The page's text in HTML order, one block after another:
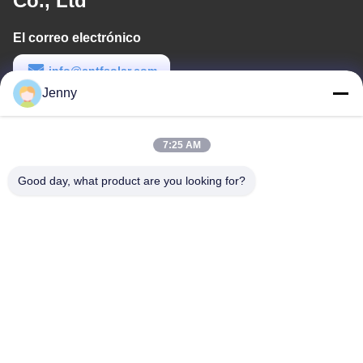
El correo electrónico
info@cntfsolar.com
Tiempo de trabajo
Jenny
7:25 AM
Good day, what product are you looking for?